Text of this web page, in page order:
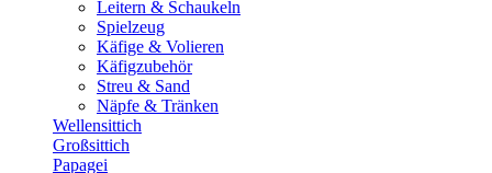
Leitern & Schaukeln
Spielzeug
Käfige & Volieren
Käfigzubehör
Streu & Sand
Näpfe & Tränken
Wellensittich
Großsittich
Papagei